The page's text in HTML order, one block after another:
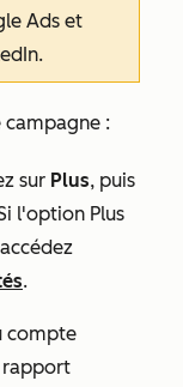
Ads et
campagne :
sur Plus, puis
l'option Plus
.
compte
rapport